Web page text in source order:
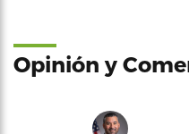
Opinión y